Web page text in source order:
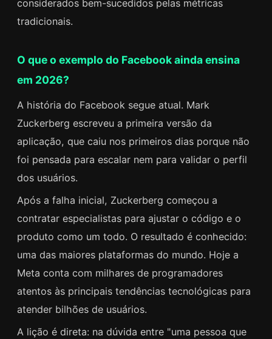
considerados bem-sucedidos pelas métricas
tradicionais.
O que o exemplo do Facebook ainda ensina
em 2026?
A história do Facebook segue atual. Mark
Zuckerberg escreveu a primeira versão da
aplicação, que caiu nos primeiros dias porque não
foi pensada para escalar nem para validar o perfil
dos usuários.
Após a falha inicial, Zuckerberg começou a
contratar especialistas para ajustar o código e o
produto como um todo. O resultado é conhecido:
uma das maiores plataformas do mundo. Hoje a
Meta conta com milhares de programadores
atentos às principais tendências tecnológicas para
atender bilhões de usuários.
A lição é direta: na dúvida entre "uma pessoa que